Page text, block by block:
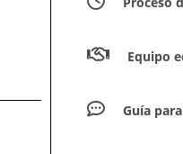
Equipo
Guía